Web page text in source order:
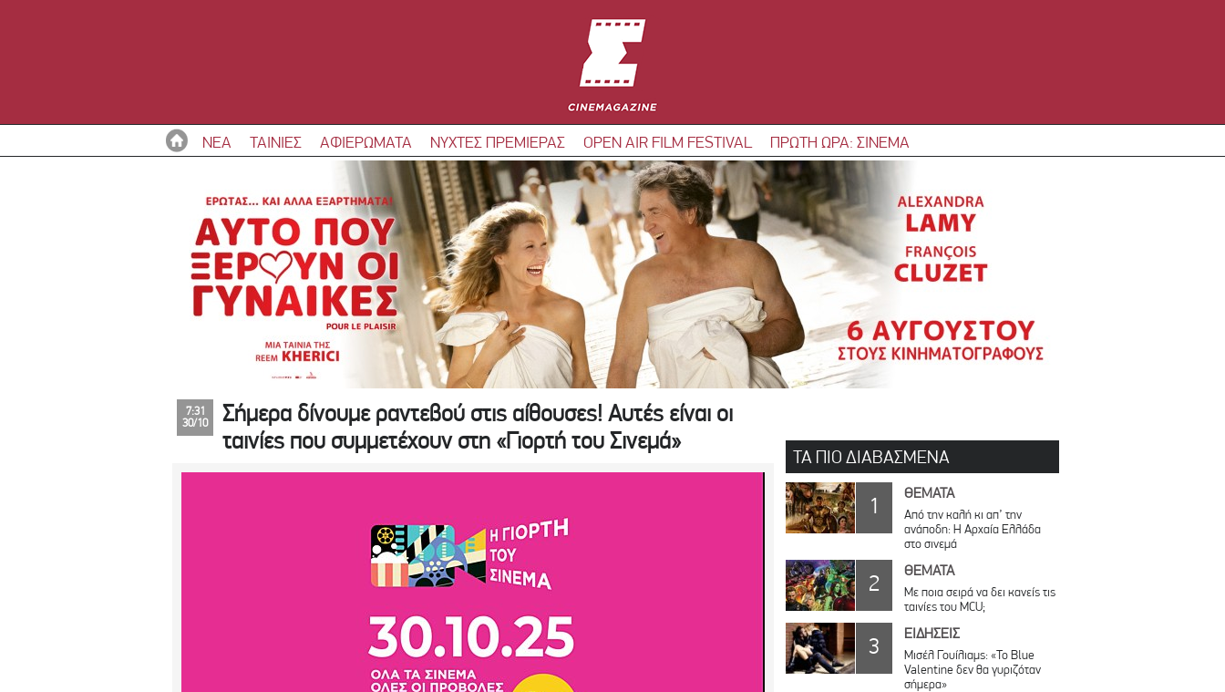
ΝΕΑ ΤΑΙΝΙΕΣ ΑΦΙΕΡΩΜΑΤΑ ΝΥΧΤΕΣ ΠΡΕΜΙΕΡΑΣ OPEN AIR FILM FESTIVAL ΠΡΩΤΗ ΩΡΑ: ΣΙΝΕΜΑ
7:31
30/10
Σήμερα δίνουμε ραντεβού στις αίθουσες! Αυτές είναι οι
ταινίες που συμμετέχουν στη «Γιορτή του Σινεμά»
ΤΑ ΠΙΟ ΔΙΑΒΑΣΜΕΝΑ
1 ΘΕΜΑΤΑ
Από την καλή κι απ’ την
ανάποδη: Η Αρχαία Ελλάδα
στο σινεμά
2 ΘΕΜΑΤΑ
Με ποια σειρά να δει κανείς τις
ταινίες του MCU;
3 ΕΙΔΗΣΕΙΣ
Μισέλ Γουίλιαμς: «Το Blue
Valentine δεν θα γυριζόταν
σήμερα»